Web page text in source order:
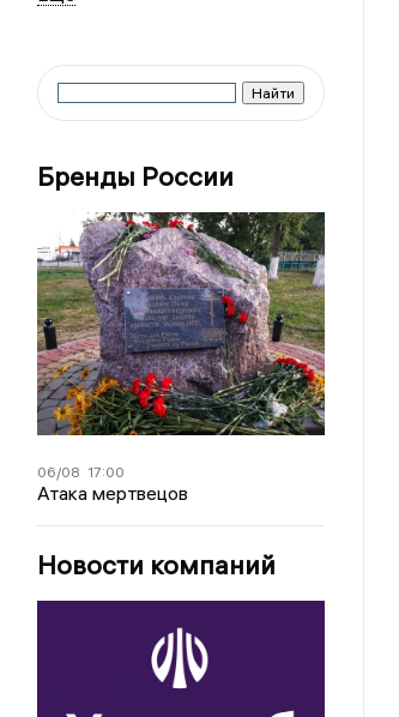
Бренды России
06/08 17:00
Атака мертвецов
Новости компаний